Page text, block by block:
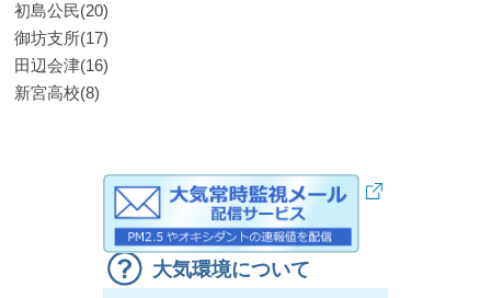
初島公民(20)
御坊支所(17)
田辺会津(16)
新宮高校(8)
大気環境について